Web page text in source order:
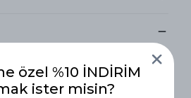
( 36-42) 2 Beden (40-46)
özel %10 İNDİRİM
ister misin?